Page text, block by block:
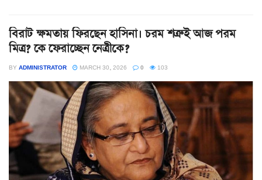
বিরাট ক্ষমতায় ফিরছেন হাসিনা। চরম শত্রুই আজ পরম
মিত্র? কে ফেরাচ্ছেন নেত্রীকে?
BY ADMINISTRATOR MARCH 30, 2026 0 103